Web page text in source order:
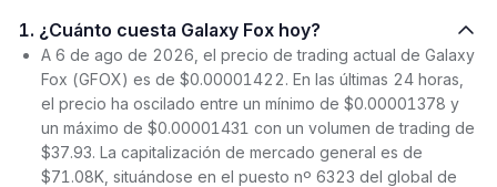
1. ¿Cuánto cuesta Galaxy Fox hoy?
A 6 de ago de 2026, el precio de trading actual de Galaxy
Fox (GFOX) es de $0.00001422. En las últimas 24 horas,
el precio ha oscilado entre un mínimo de $0.00001378 y
un máximo de $0.00001431 con un volumen de trading de
$37.93. La capitalización de mercado general es de
$71.08K, situándose en el puesto nº 6323 del global de